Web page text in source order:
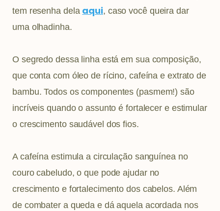
tem resenha dela aqui, caso você queira dar
uma olhadinha.
O segredo dessa linha está em sua composição,
que conta com óleo de rícino, cafeína e extrato de
bambu. Todos os componentes (pasmem!) são
incríveis quando o assunto é fortalecer e estimular
o crescimento saudável dos fios.
A cafeína estimula a circulação sanguínea no
couro cabeludo, o que pode ajudar no
crescimento e fortalecimento dos cabelos. Além
de combater a queda e dá aquela acordada nos